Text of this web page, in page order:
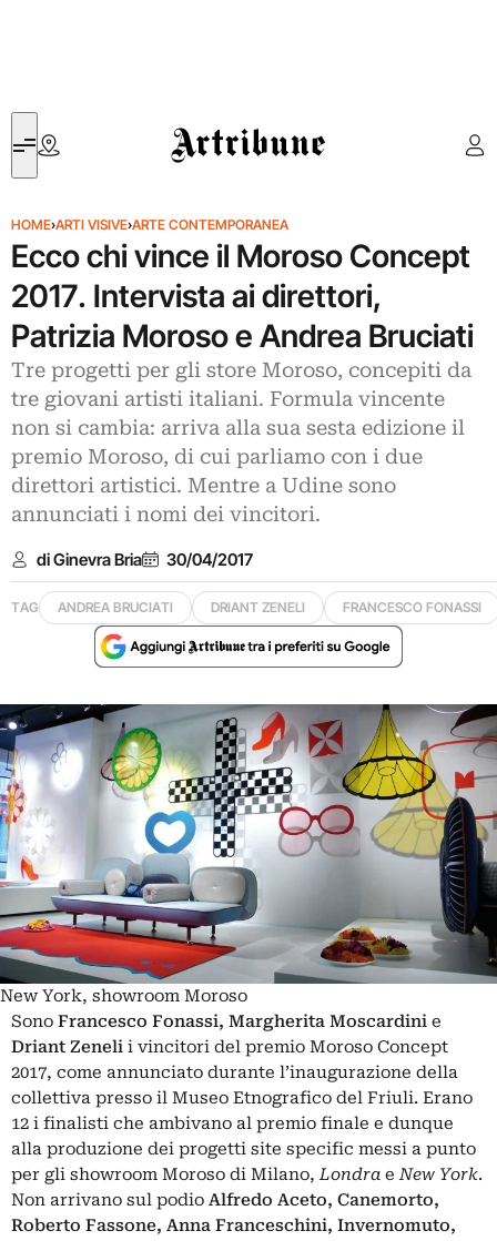
Artribune
HOME›ARTI VISIVE›ARTE CONTEMPORANEA
Ecco chi vince il Moroso Concept
2017. Intervista ai direttori,
Patrizia Moroso e Andrea Bruciati
Tre progetti per gli store Moroso, concepiti da
tre giovani artisti italiani. Formula vincente
non si cambia: arriva alla sua sesta edizione il
premio Moroso, di cui parliamo con i due
direttori artistici. Mentre a Udine sono
annunciati i nomi dei vincitori.
di Ginevra Bria 30/04/2017
TAG ANDREA BRUCIATI DRIANT ZENELI FRANCESCO FONASSI
New York, showroom Moroso
Sono Francesco Fonassi, Margherita Moscardini e
Driant Zeneli i vincitori del premio Moroso Concept
2017, come annunciato durante l’inaugurazione della
collettiva presso il Museo Etnografico del Friuli. Erano
12 i finalisti che ambivano al premio finale e dunque
alla produzione dei progetti site specific messi a punto
per gli showroom Moroso di Milano,Londra eNew York.
Non arrivano sul podio Alfredo Aceto, Canemorto,
Roberto Fassone, Anna Franceschini, Invernomuto,